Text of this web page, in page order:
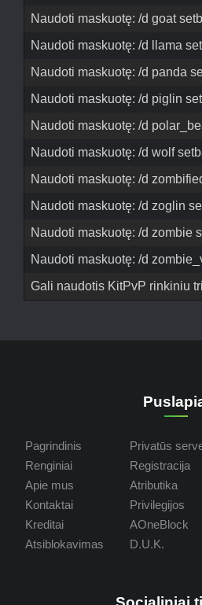
Naudoti maskuotę: /d goat
Naudoti maskuotę: /d llama
Naudoti maskuotę: /d panda
Naudoti maskuotę: /d piglin
Naudoti maskuotę: /d
Naudoti maskuotę: /d wolf
Naudoti maskuotę: /d
Naudoti maskuotę: /d zoglin
Naudoti maskuotę: /d zombie
Naudoti maskuotę: /d
Gali naudotis KitPvP rinkiniu
Pagrindinis
Renginiai
Apie mus
Kontaktai
Kreditai
Atsiblokavimas
Privatūs
Registracija
Atributika
Privilegijos
AOneBlock
D.U.K.